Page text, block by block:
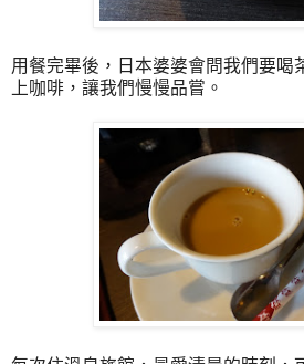
用餐完畢後，日本婆婆會問我們要喝
上咖啡，讓我們慢慢品嘗。